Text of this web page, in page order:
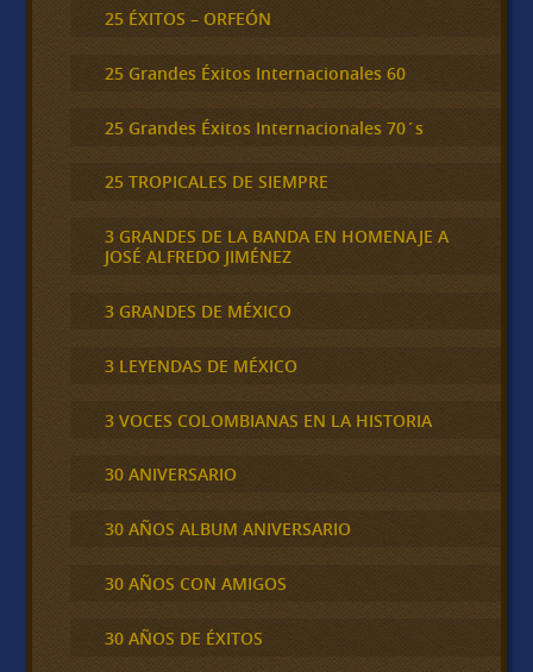
25 ÉXITOS – ORFEÓN
25 Grandes Éxitos Internacionales 60
25 Grandes Éxitos Internacionales 70´s
25 TROPICALES DE SIEMPRE
3 GRANDES DE LA BANDA EN HOMENAJE A
JOSÉ ALFREDO JIMÉNEZ
3 GRANDES DE MÉXICO
3 LEYENDAS DE MÉXICO
3 VOCES COLOMBIANAS EN LA HISTORIA
30 ANIVERSARIO
30 AÑOS ALBUM ANIVERSARIO
30 AÑOS CON AMIGOS
30 AÑOS DE ÉXITOS